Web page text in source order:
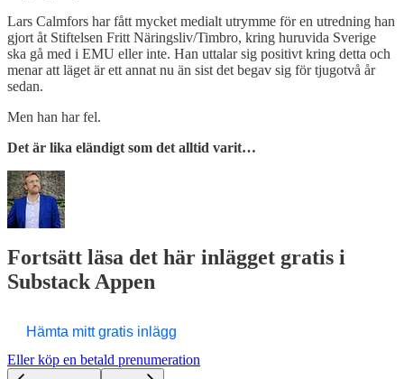
Lars Calmfors har fått mycket medialt utrymme för en utredning han
gjort åt Stiftelsen Fritt Näringsliv/Timbro, kring huruvida Sverige
ska gå med i EMU eller inte. Han uttalar sig positivt kring detta och
menar att läget är ett annat nu än sist det begav sig för tjugotvå år
sedan.
Men han har fel.
Det är lika eländigt som det alltid varit…
Fortsätt läsa det här inlägget gratis i
Substack Appen
Hämta mitt gratis inlägg
Eller köp en betald prenumeration